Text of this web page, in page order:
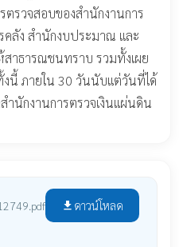
รวจสอบของสำนักงานการ
คลัง สำนักงบประมาณ และ
สาธารณชนทราบ รวมทั้งเผย
นี้ ภายใน 30 วันนับแต่วันที่ได้
ำนักงานการตรวจเงินแผ่นดิน
file_download ดาวน์โหลด